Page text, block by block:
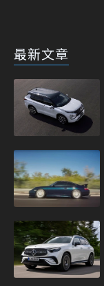
最新文章